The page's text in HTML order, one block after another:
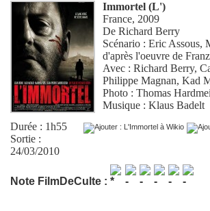
Immortel (L')
France, 2009
DeRichard Berry
Scénario :Eric Assous,
d'après l'oeuvre de
Avec :Richard Berry,
Philippe Magnan,Kad
Photo :Thomas
Musique :Klaus Badelt
Durée : 1h55
Sortie :
24/03/2010
Note FilmDeCulte :